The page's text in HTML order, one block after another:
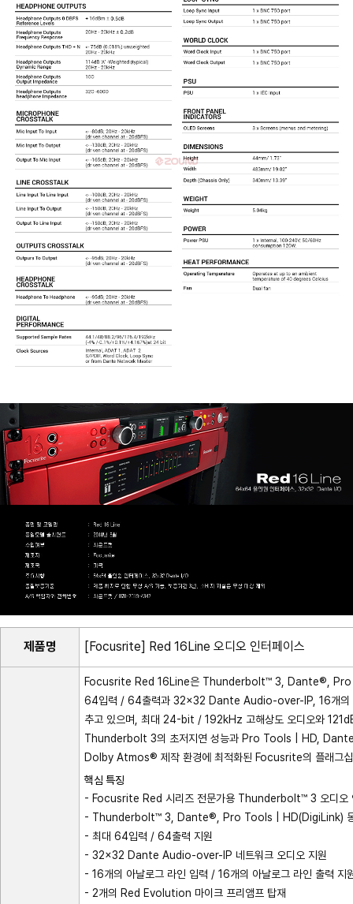
제품명 [Focusrite] Red 16Line 오디오 인터페이스
Focusrite Red 16Line은 Thunderbolt™ 3, Dante®, Pro
64입력 / 64출력과 32×32 Dante Audio-over-IP, 16개의
추고 있으며, 최대 24-bit / 192kHz 고해상도 오디오와
Thunderbolt 3의 초저지연 성능과 Pro Tools | HD, Dante
Dolby Atmos® 제작 환경에 최적화된 Focusrite의 플래그십
핵심 특징
- Focusrite Red 시리즈 전문가용 Thunderbolt™ 3 오디오
- Thunderbolt™ 3, Dante®, Pro Tools | HD(DigiLink)
- 최대 64입력 / 64출력 지원
- 32×32 Dante Audio-over-IP 네트워크 오디오 지원
- 16개의 아날로그 라인 입력 / 16개의 아날로그 라인 출력 지
- 2개의 Red Evolution 마이크 프리앰프 탑재